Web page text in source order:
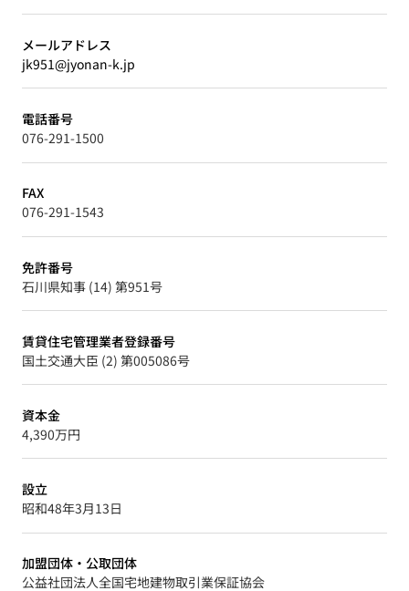
メールアドレス
jk951@jyonan-k.jp
電話番号
076-291-1500
FAX
076-291-1543
免許番号
石川県知事 (14) 第951号
賃貸住宅管理業者登録番号
国土交通大臣 (2) 第005086号
資本金
4,390万円
設立
昭和48年3月13日
加盟団体・公取団体
公益社団法人全国宅地建物取引業保証協会